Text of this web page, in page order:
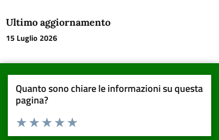
Ultimo aggiornamento
15 Luglio 2026
Quanto sono chiare le informazioni su questa
pagina?
Valuta da 1 a 5 stelle la pagina
Valuta 5 stelle su 5
Valuta 4 stelle su 5
Valuta 3 stelle su 5
Valuta 2 stelle su 5
Valuta una stella su 5